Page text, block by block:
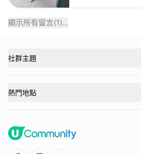
顯示所有留言(1)...
社群主題
熱門地點